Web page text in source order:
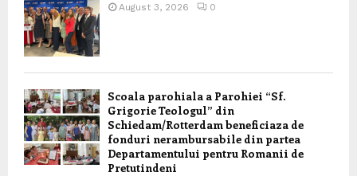
August 3, 2026 0
Scoala parohiala a Parohiei “Sf.
Grigorie Teologul” din
Schiedam/Rotterdam beneficiaza de
fonduri nerambursabile din partea
Departamentului pentru Romanii de
Pretutindeni